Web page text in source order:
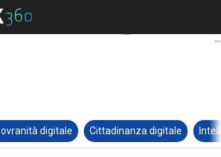
digitale Cittadinanza digitale